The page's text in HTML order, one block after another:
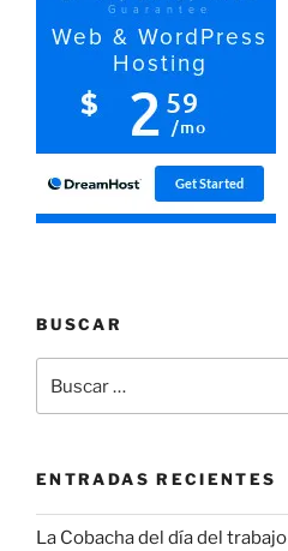
BUSCAR
por:
ENTRADAS RECIENTES
La Cobacha del día del trabajo